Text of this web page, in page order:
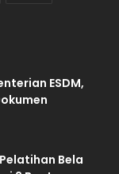
ESDM,
Bela